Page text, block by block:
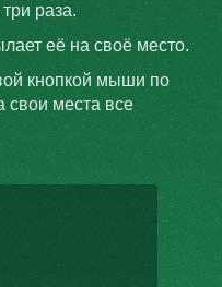
раза.
её на своё место.
кнопкой мыши по
свои места все